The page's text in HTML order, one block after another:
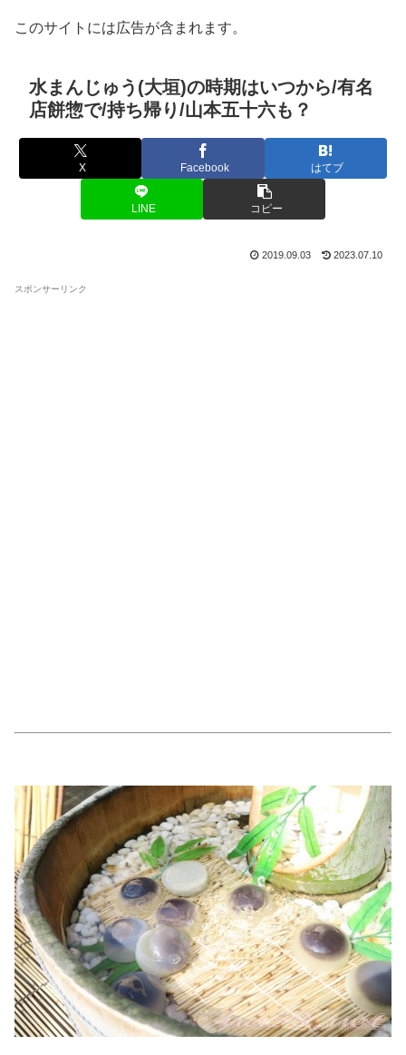
このサイトには広告が含まれます。
水まんじゅう(大垣)の時期はいつから/有名
店餅惣で/持ち帰り/山本五十六も？
X Facebook はてブ
LINE コピー
2019.09.03 2023.07.10
スポンサーリンク